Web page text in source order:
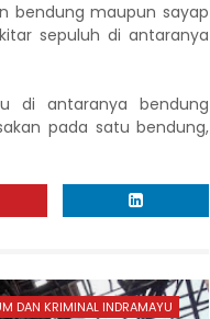
bendung maupun sayap
sepuluh di antaranya
di antaranya bendung
pada satu bendung,
DAN KRIMINAL INDRAMAYU